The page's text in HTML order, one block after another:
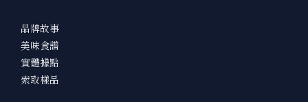
品牌故事
美味食譜
實體據點
索取樣品